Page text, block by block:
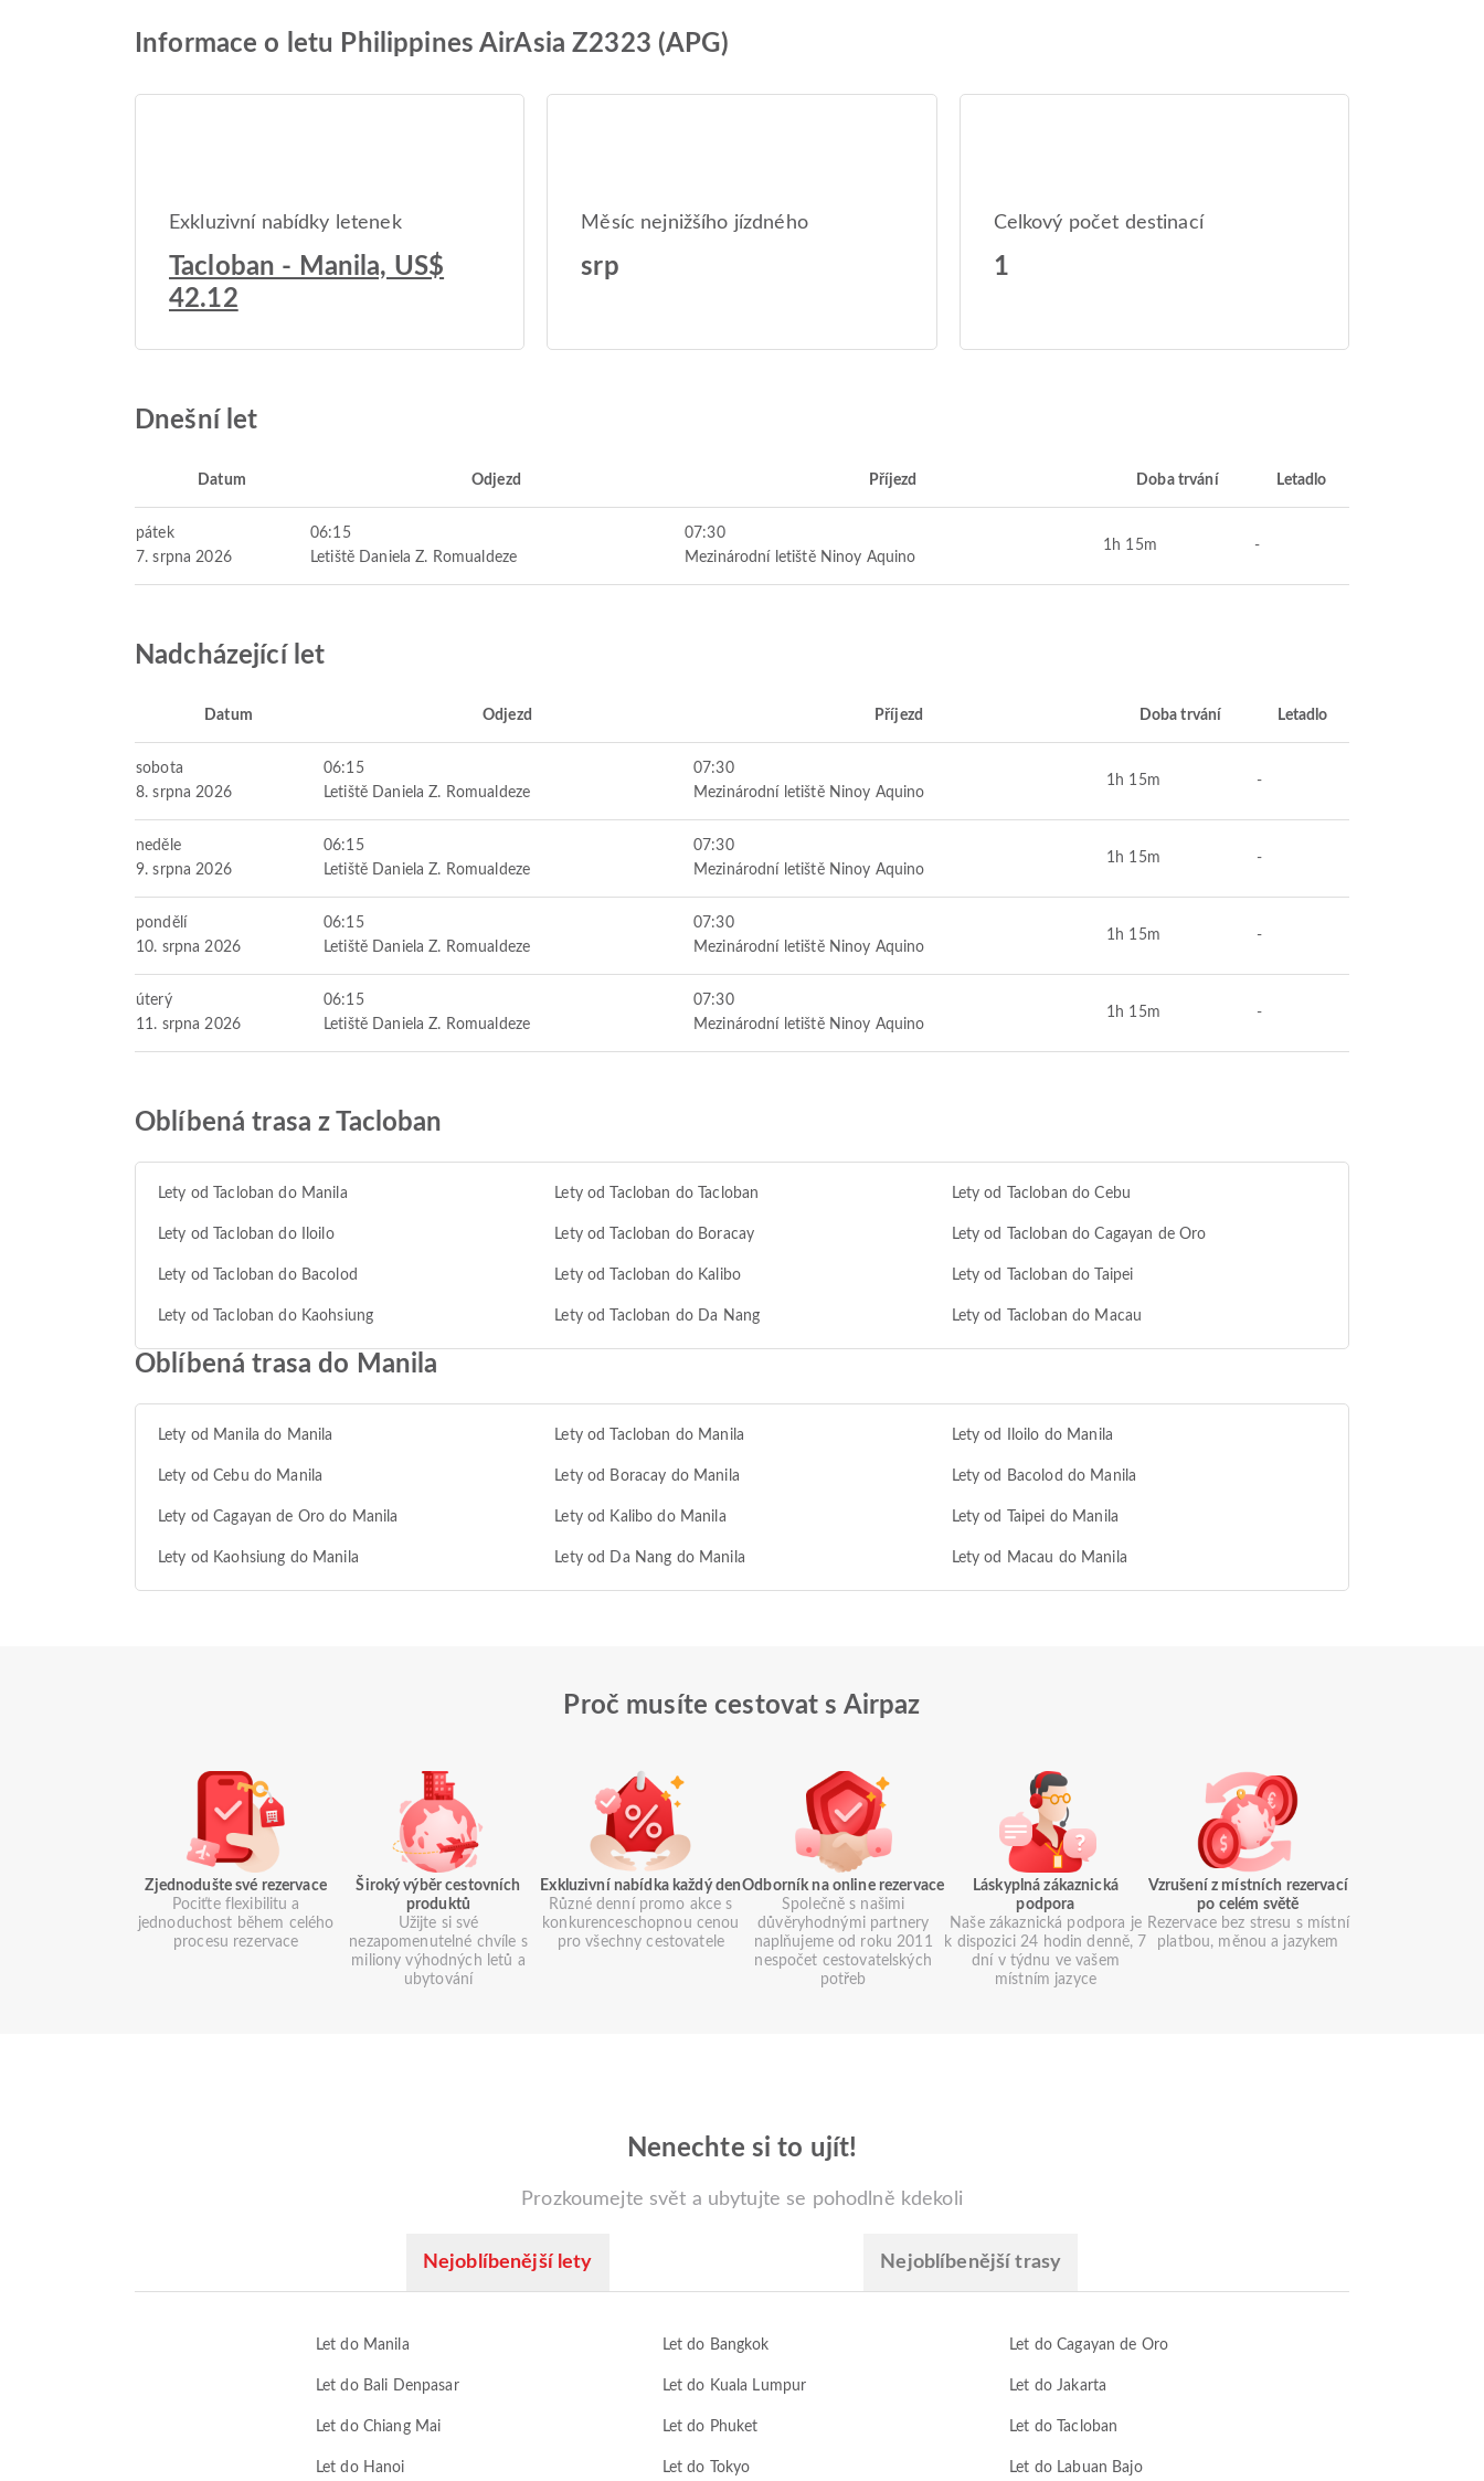
Informace o letu Philippines AirAsia Z2323 (APG)
Exkluzivní nabídky letenek
Tacloban - Manila, US$
42.12
Měsíc nejnižšího jízdného
srp
Celkový počet destinací
1
Dnešní let
Datum Odjezd Příjezd Doba trvání Letadlo
pátek
7. srpna 2026
06:15
Letiště Daniela Z. Romualdeze
07:30
Mezinárodní letiště Ninoy Aquino
1h 15m -
Nadcházející let
Datum Odjezd Příjezd Doba trvání Letadlo
sobota
8. srpna 2026
06:15
Letiště Daniela Z. Romualdeze
07:30
Mezinárodní letiště Ninoy Aquino
1h 15m -
neděle
9. srpna 2026
06:15
Letiště Daniela Z. Romualdeze
07:30
Mezinárodní letiště Ninoy Aquino
1h 15m -
pondělí
10. srpna 2026
06:15
Letiště Daniela Z. Romualdeze
07:30
Mezinárodní letiště Ninoy Aquino
1h 15m -
úterý
11. srpna 2026
06:15
Letiště Daniela Z. Romualdeze
07:30
Mezinárodní letiště Ninoy Aquino
1h 15m -
Oblíbená trasa z Tacloban
Lety od Tacloban do Manila Lety od Tacloban do Tacloban Lety od Tacloban do Cebu
Lety od Tacloban do Iloilo Lety od Tacloban do Boracay Lety od Tacloban do Cagayan de Oro
Lety od Tacloban do Bacolod Lety od Tacloban do Kalibo Lety od Tacloban do Taipei
Lety od Tacloban do Kaohsiung Lety od Tacloban do Da Nang Lety od Tacloban do Macau
Oblíbená trasa do Manila
Lety od Manila do Manila Lety od Tacloban do Manila Lety od Iloilo do Manila
Lety od Cebu do Manila Lety od Boracay do Manila Lety od Bacolod do Manila
Lety od Cagayan de Oro do Manila Lety od Kalibo do Manila Lety od Taipei do Manila
Lety od Kaohsiung do Manila Lety od Da Nang do Manila Lety od Macau do Manila
Proč musíte cestovat s Airpaz
Zjednodušte své rezervace
Pociťte flexibilitu a
jednoduchost během celého
procesu rezervace
Široký výběr cestovních
produktů
Užijte si své
nezapomenutelné chvíle s
miliony výhodných letů a
ubytování
Exkluzivní nabídka každý den
Různé denní promo akce s
konkurenceschopnou cenou
pro všechny cestovatele
Odborník na online rezervace
Společně s našimi
důvěryhodnými partnery
naplňujeme od roku 2011
nespočet cestovatelských
potřeb
Láskyplná zákaznická
podpora
Naše zákaznická podpora je
k dispozici 24 hodin denně, 7
dní v týdnu ve vašem
místním jazyce
Vzrušení z místních rezervací
po celém světě
Rezervace bez stresu s místní
platbou, měnou a jazykem
Nenechte si to ujít!
Prozkoumejte svět a ubytujte se pohodlně kdekoli
Nejoblíbenější lety Nejoblíbenější trasy
Let do Manila Let do Bangkok Let do Cagayan de Oro
Let do Bali Denpasar Let do Kuala Lumpur Let do Jakarta
Let do Chiang Mai Let do Phuket Let do Tacloban
Let do Hanoi Let do Tokyo Let do Labuan Bajo